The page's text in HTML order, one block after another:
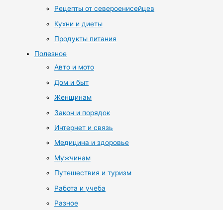
Рецепты от североенисейцев
Кухни и диеты
Продукты питания
Полезное
Авто и мото
Дом и быт
Женщинам
Закон и порядок
Интернет и связь
Медицина и здоровье
Мужчинам
Путешествия и туризм
Работа и учеба
Разное